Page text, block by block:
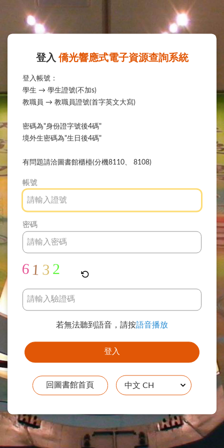
登入 僑光響應式電子資源查詢系統
登入帳號：
學生 → 學生證號(不加s)
教職員 → 教職員證號(首字英文大寫)
密碼為"身份證字號後4碼"
境外生密碼為"生日後4碼"
有問題請洽圖書館櫃檯(分機8110、 8108)
帳號
密碼
若無法聽到語音，請按語音播放
回圖書館首頁
Navigated to 僑光科技大學圖書館 - 身分認證系統 Jumper